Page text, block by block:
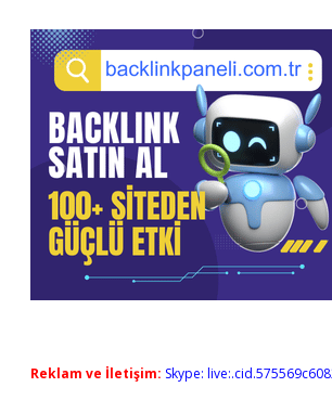
Reklam ve İletişim: Skype: